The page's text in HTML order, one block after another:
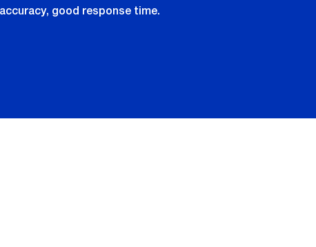
good response time.